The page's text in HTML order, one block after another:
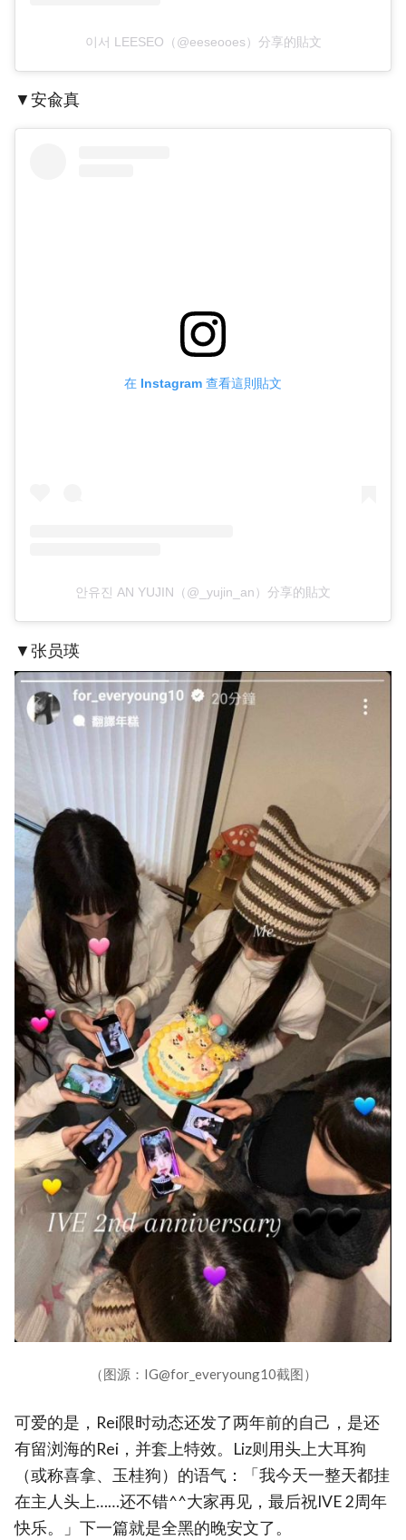
이서 LEESEO（@eeseooes）分享的貼文
▼安兪真
在 Instagram 查看這則貼文
안유진 AN YUJIN（@_yujin_an）分享的貼文
▼张员瑛
（图源：IG@for_everyoung10截图）
可爱的是，Rei限时动态还发了两年前的自己，是还
有留浏海的Rei，并套上特效。Liz则用头上大耳狗
（或称喜拿、玉桂狗）的语气：「我今天一整天都挂
在主人头上……还不错^^大家再见，最后祝IVE 2周年
快乐。」下一篇就是全黑的晚安文了。